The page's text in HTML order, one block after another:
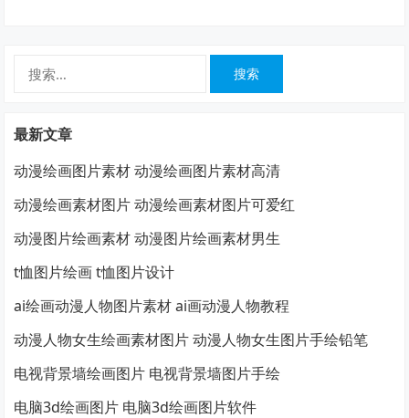
最新文章
动漫绘画图片素材 动漫绘画图片素材高清
动漫绘画素材图片 动漫绘画素材图片可爱红
动漫图片绘画素材 动漫图片绘画素材男生
t恤图片绘画 t恤图片设计
ai绘画动漫人物图片素材 ai画动漫人物教程
动漫人物女生绘画素材图片 动漫人物女生图片手绘铅笔
电视背景墙绘画图片 电视背景墙图片手绘
电脑3d绘画图片 电脑3d绘画图片软件